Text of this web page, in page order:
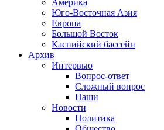
Америка
Юго-Восточная Азия
Европа
Большой Восток
Каспийский бассейн
Архив
Интервью
Вопрос-ответ
Сложный вопрос
Наши
Новости
Политика